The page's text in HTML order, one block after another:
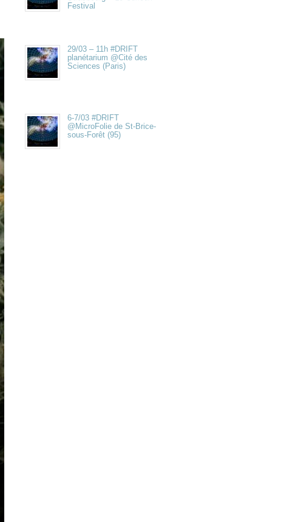
Festival
29/03 – 11h #DRIFT
planétarium @Cité des
Sciences (Paris)
6-7/03 #DRIFT
@MicroFolie de St-Brice-
sous-Forêt (95)